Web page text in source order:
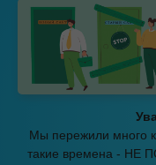
Мы пережили много
такие времена - НЕ